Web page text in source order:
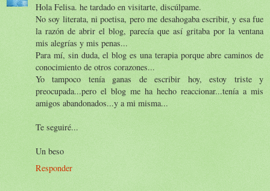
Hola Felisa. he tardado en visitarte, discúlpame.
No soy literata, ni poetisa, pero me desahogaba escribir, y esa fue
la razón de abrir el blog, parecía que así gritaba por la ventana
mis alegrías y mis penas...
Para mí, sin duda, el blog es una terapia porque abre caminos de
conocimiento de otros corazones...
Yo tampoco tenía ganas de escribir hoy, estoy triste y
preocupada...pero el blog me ha hecho reaccionar...tenía a mis
amigos abandonados...y a mi misma...
Te seguiré...
Un beso
Responder